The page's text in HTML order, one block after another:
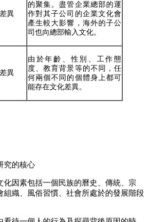
異
的聚集。盡管企業總部的運
作對其子公司的企業文化會
產生較大影響，海外的子公
司也向總部輸入文化。
異
由於年齡、性別、工作態
度、教育背景等的不同，任
何兩個不同的個體身上都可
能存在文化差異。
究的核心
化因素包括一個民族的曆史、傳統、宗
組織、風俗習慣、社會所處於的發展階段